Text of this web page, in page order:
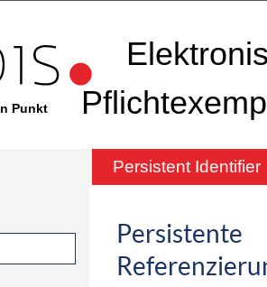
Punkt
Persistent Identifier
Persistente